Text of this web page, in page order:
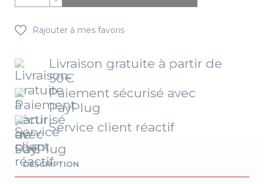
Rajouter à mes favoris
Livraison gratuite à partir de
50€
Paiement sécurisé avec
PayPlug
Service client réactif
DESCRIPTION